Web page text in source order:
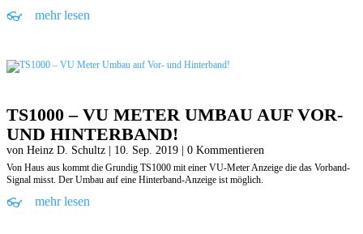
mehr lesen
TS1000 – VU METER UMBAU AUF VOR-
UND HINTERBAND!
von Heinz D. Schultz 10. Sep. 2019 | 0 Kommentieren
Von Haus aus kommt die Grundig TS1000 mit einer VU-Meter Anzeige die das Vorband-
Signal misst. Der Umbau auf eine Hinterband-Anzeige ist möglich.
mehr lesen